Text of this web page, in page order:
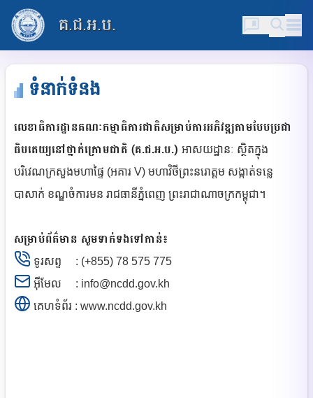
គ.ជ.អ.ប.
ទំនាក់ទំនង
លេខាធិការដ្ឋានគណៈកម្មាធិការជាតិសម្រាប់ការអភិវឌ្ឍតាមបែបប្រជា
ធិបតេយ្យនៅថ្នាក់ក្រោមជាតិ (គ.ជ.អ.ប.) អាសយដ្ឋានៈ ស្ថិតក្នុង
បរិវេណក្រសួងមហាផ្ទៃ (អគារ V) មហាវិថីព្រះនរោត្តម សង្កាត់ទន្លេ
បាសាក់ ខណ្ឌចំការមន រាជធានីភ្នំពេញ ព្រះរាជាណាចក្រកម្ពុជា។
សម្រាប់ព័ត៌មាន សូមទាក់ទងទៅកាន់៖
ទូរសព្ទ : (+855) 78 575 775
អ៊ីមែល : info@ncdd.gov.kh
គេហទំព័រ : www.ncdd.gov.kh